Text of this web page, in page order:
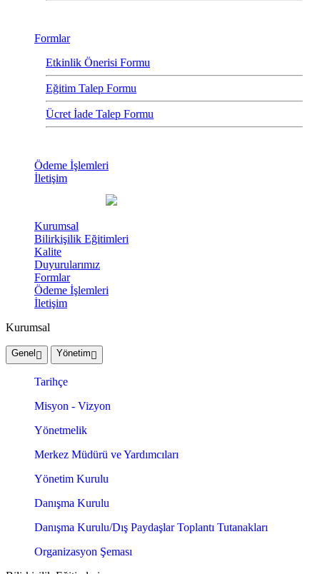
Formlar
Etkinlik Önerisi Formu
Eğitim Talep Formu
Ücret İade Talep Formu
Ödeme İşlemleri
İletişim
Kurumsal
Bilirkişilik Eğitimleri
Kalite
Duyurularımız
Formlar
Ödeme İşlemleri
İletişim
Kurumsal
Genel Yönetim
Tarihçe
Misyon - Vizyon
Yönetmelik
Merkez Müdürü ve Yardımcıları
Yönetim Kurulu
Danışma Kurulu
Danışma Kurulu/Dış Paydaşlar Toplantı Tutanakları
Organizasyon Şeması